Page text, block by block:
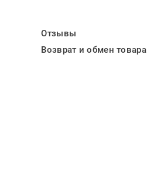
Отзывы
Возврат и обмен товара